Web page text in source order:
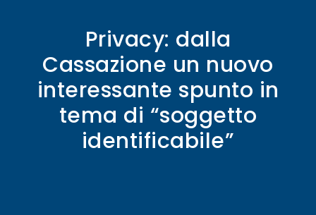
Privacy: dalla
Cassazione un nuovo
interessante spunto in
tema di “soggetto
identificabile”